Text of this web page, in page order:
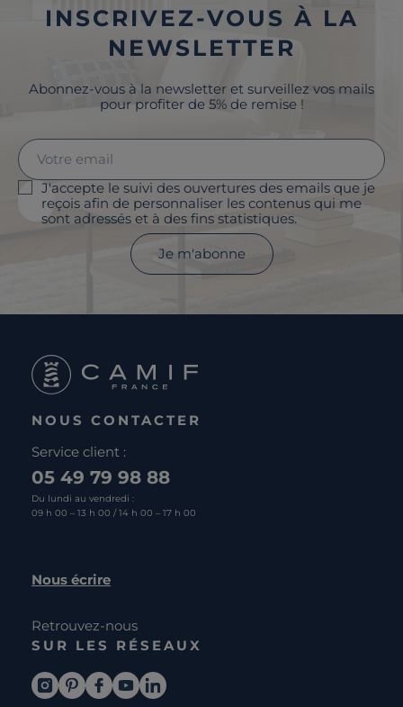
INSCRIVEZ-VOUS À LA
NEWSLETTER
Abonnez-vous à la newsletter et surveillez vos mails
pour profiter de 5% de remise !
J'accepte le suivi des ouvertures des emails que je
reçois afin de personnaliser les contenus qui me
sont adressés et à des fins statistiques.
Je m'abonne
NOUS CONTACTER
Service client :
05 49 79 98 88
Du lundi au vendredi :
09 h 00 – 13 h 00 / 14 h 00 – 17 h 00
Nous écrire
Retrouvez-nous
SUR LES RÉSEAUX